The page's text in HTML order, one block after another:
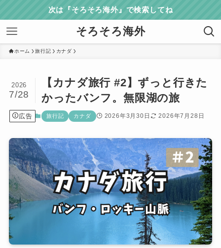
次は『そろそろ海外』で検索してね
そろそろ海外
ホーム 旅行記 カナダ
【カナダ旅行 #2】ずっと行きた
かったバンフ。無限湖の旅
2026
7/28
広告 旅行記 カナダ 2026年3月30日 2026年7月28日